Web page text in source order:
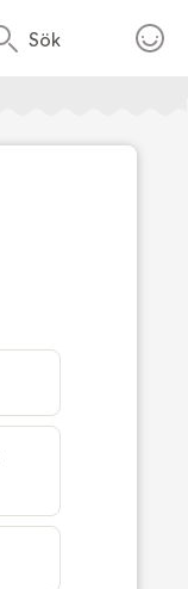
Sök
Foto:Köket.se